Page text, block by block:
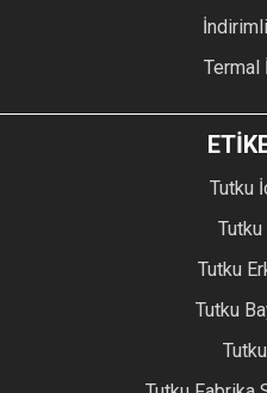
Termal
Tutku
Tutku
Tutku